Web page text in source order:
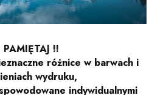
PAMIĘTAJ !!
różnice w barwach i
wydruku,
indywidualnymi